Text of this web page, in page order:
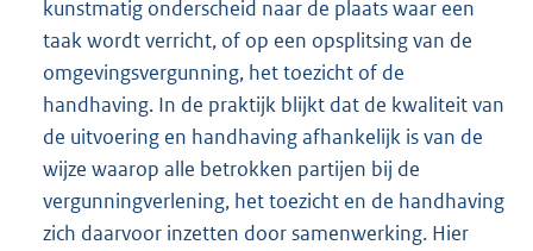
kunstmatig onderscheid naar de plaats waar een
taak wordt verricht, of op een opsplitsing van de
omgevingsvergunning, het toezicht of de
handhaving. In de praktijk blijkt dat de kwaliteit van
de uitvoering en handhaving afhankelijk is van de
wijze waarop alle betrokken partijen bij de
vergunningverlening, het toezicht en de handhaving
zich daarvoor inzetten door samenwerking. Hier